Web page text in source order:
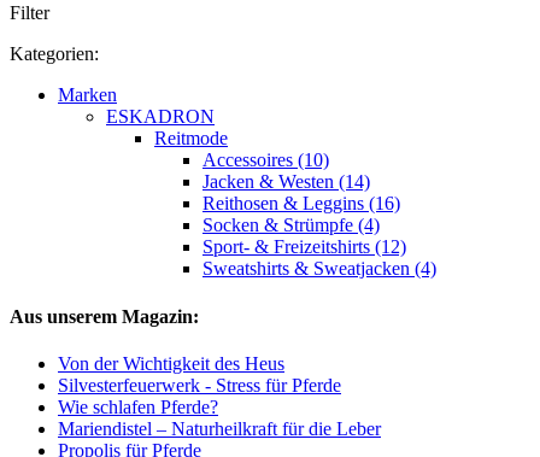
Filter
Kategorien:
Marken
ESKADRON
Reitmode
Accessoires (10)
Jacken & Westen (14)
Reithosen & Leggins (16)
Socken & Strümpfe (4)
Sport- & Freizeitshirts (12)
Sweatshirts & Sweatjacken (4)
Aus unserem Magazin:
Von der Wichtigkeit des Heus
Silvesterfeuerwerk - Stress für Pferde
Wie schlafen Pferde?
Mariendistel – Naturheilkraft für die Leber
Propolis für Pferde